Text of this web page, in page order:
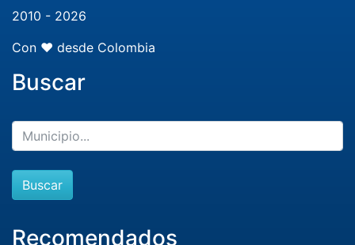
2010 - 2026
Con ❤️ desde Colombia
Buscar
Buscar
Recomendados